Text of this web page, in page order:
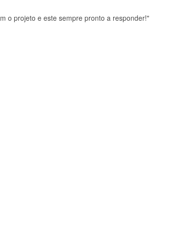
o projeto e este sempre pronto a responder!"